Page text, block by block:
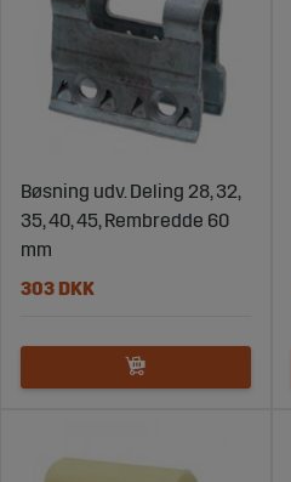
Bøsning udv. Deling 28, 32,
35, 40, 45, Rembredde 60
mm
303 DKK